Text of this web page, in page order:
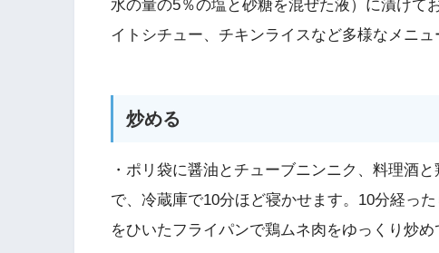
水の量の5％の塩と砂糖を混ぜた液）に漬けて
イトシチュー、チキンライスなど多様なメニュ
炒める
・ポリ袋に醤油とチューブニンニク、料理酒
で、冷蔵庫で10分ほど寝かせます。10分経っ
をひいたフライパンで鶏ムネ肉をゆっくり炒め